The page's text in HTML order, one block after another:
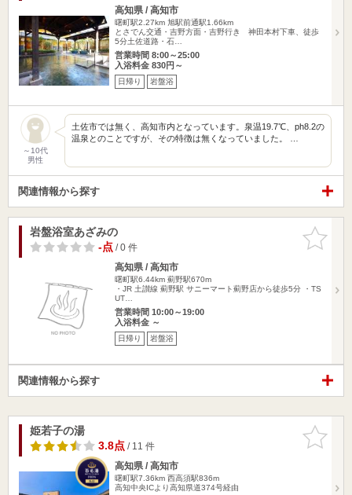
高知県 / 高知市
曙町駅2.27km 旭駅前通駅1.66km
とさでん交通・吉野方面・吉野行き 神田本村下車、徒歩
5分土佐道路・石…
営業時間 8:00～25:00
入浴料金 830円～
日帰り 岩盤浴
～10代
男性
土佐市では無く、高知市内となっています。泉温19.7℃、ph8.2の
温泉とのことですが、その特徴は無くなっていました。 …
関連情報から探す
お気に入
りに追加
岩盤浴室あざみの
-点/ 0 件
高知県 / 高知市
曙町駅6.44km 薊野駅670m
・JR 土讃線 薊野駅 サニーマート薊野店から徒歩5分 ・TS
UT…
営業時間 10:00～19:00
入浴料金 ～
日帰り 岩盤浴
関連情報から探す
お気に入
りに追加
姫若子の湯
3.8点/ 11 件
高知県 / 高知市
曙町駅7.36km 西高須駅836m
高知中央ICより高知県道374号経由